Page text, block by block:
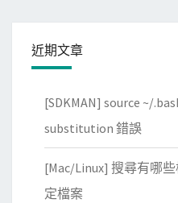
近期文章
[SDKMAN] source ~/
substitution 錯誤
[Mac/Linux] 搜尋有哪
定檔案